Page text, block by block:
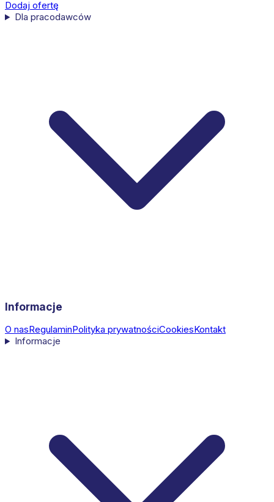
Dodaj ofertę
Dla pracodawców
Informacje
O nasRegulaminPolityka prywatnościCookiesKontakt
Informacje